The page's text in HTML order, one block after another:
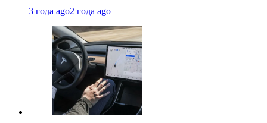
3 года ago2 года ago